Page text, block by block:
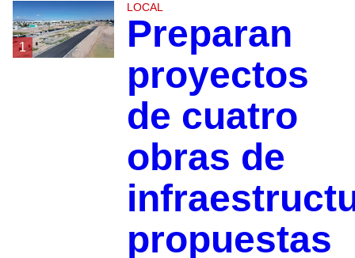
1
LOCAL
Preparan
proyectos
de cuatro
obras de
propuestas